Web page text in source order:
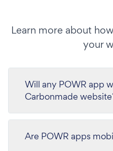
Learn more about
your
Will any POWR app
Carbonmade
Are POWR apps